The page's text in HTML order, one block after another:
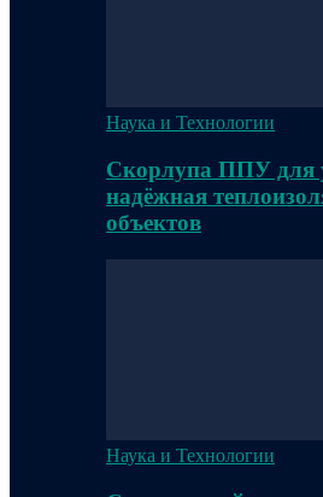
Наука и Технологии
Скорлупа ППУ для
надёжная
объектов
Наука и Технологии